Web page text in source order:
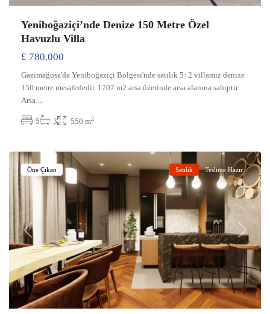
Yeniboğaziçi’nde Denize 150 Metre Özel
Havuzlu Villa
£ 780.000
Gazimağusa'da Yeniboğaziçi Bölgesi'nde satılık 5+2 villamız denize
150 metre mesafededir. 1707 m2 arsa üzerinde arsa alanına sahiptir.
Arsa
5 3 550 m2
Yeniboğaziçi,
Previous Next
Öne Çıkan Satılık Teslime Hazır